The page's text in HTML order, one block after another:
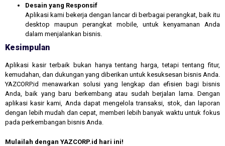
Desain yang Responsif
Aplikasi kami bekerja dengan lancar di berbagai perangkat, baik itu
desktop maupun perangkat mobile, untuk kenyamanan Anda
dalam menjalankan bisnis.
Kesimpulan
Aplikasi kasir terbaik bukan hanya tentang harga, tetapi tentang fitur,
kemudahan, dan dukungan yang diberikan untuk kesuksesan bisnis Anda.
YAZCORP.id menawarkan solusi yang lengkap dan efisien bagi bisnis
Anda, baik yang baru berkembang atau sudah berjalan lama. Dengan
aplikasi kasir kami, Anda dapat mengelola transaksi, stok, dan laporan
dengan lebih mudah dan cepat, memberi lebih banyak waktu untuk fokus
pada perkembangan bisnis Anda.
Mulailah dengan YAZCORP.id hari ini!